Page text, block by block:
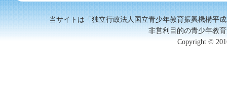
当サイトは「独立行政法人国立青少年教育振興機構平
非営利目的の青少年教
Copyright ©